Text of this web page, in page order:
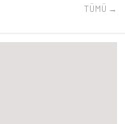
TÜMÜ →